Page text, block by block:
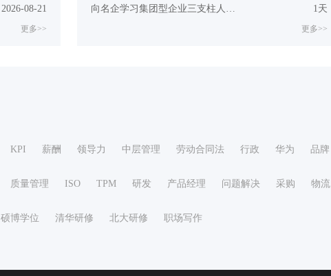
2026-08-21
更多>>
向名企学习集团型企业三支柱人力资源管控模式 1天
更多>>
KPI 薪酬 领导力 中层管理 劳动合同法 行政 华为 品牌
质量管理 ISO TPM 研发 产品经理 问题解决 采购 物流
硕博学位 清华研修 北大研修 职场写作